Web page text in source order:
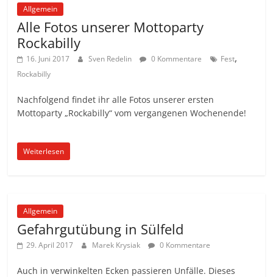
Allgemein
Alle Fotos unserer Mottoparty
Rockabilly
16. Juni 2017 Sven Redelin 0 Kommentare Fest,
Rockabilly
Nachfolgend findet ihr alle Fotos unserer ersten
Mottoparty „Rockabilly“ vom vergangenen Wochenende!
Weiterlesen
Allgemein
Gefahrgutübung in Sülfeld
29. April 2017 Marek Krysiak 0 Kommentare
Auch in verwinkelten Ecken passieren Unfälle. Dieses